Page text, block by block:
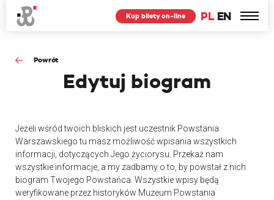
PL EN
Kup bilety on-line
Powrót
Edytuj biogram
Jeżeli wśród twoich bliskich jest uczestnik Powstania
Warszawskiego tu masz możliwość wpisania wszystkich
informacji, dotyczących Jego życiorysu. Przekaż nam
wszystkie informacje, a my zadbamy o to, by powstał z nich
biogram Twojego Powstańca. Wszystkie wpisy będą
weryfikowane przez historyków Muzeum Powstania